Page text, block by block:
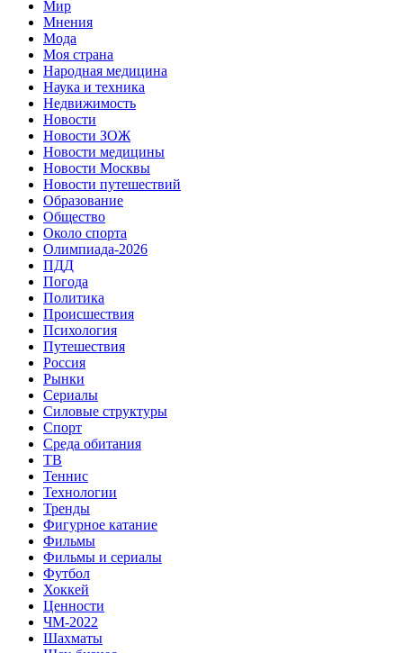
Мир
Мнения
Мода
Моя страна
Народная медицина
Наука и техника
Недвижимость
Новости
Новости ЗОЖ
Новости медицины
Новости Москвы
Новости путешествий
Образование
Общество
Около спорта
Олимпиада-2026
ПДД
Погода
Политика
Происшествия
Психология
Путешествия
Россия
Рынки
Сериалы
Силовые структуры
Спорт
Среда обитания
ТВ
Теннис
Технологии
Тренды
Фигурное катание
Фильмы
Фильмы и сериалы
Футбол
Хоккей
Ценности
ЧМ-2022
Шахматы